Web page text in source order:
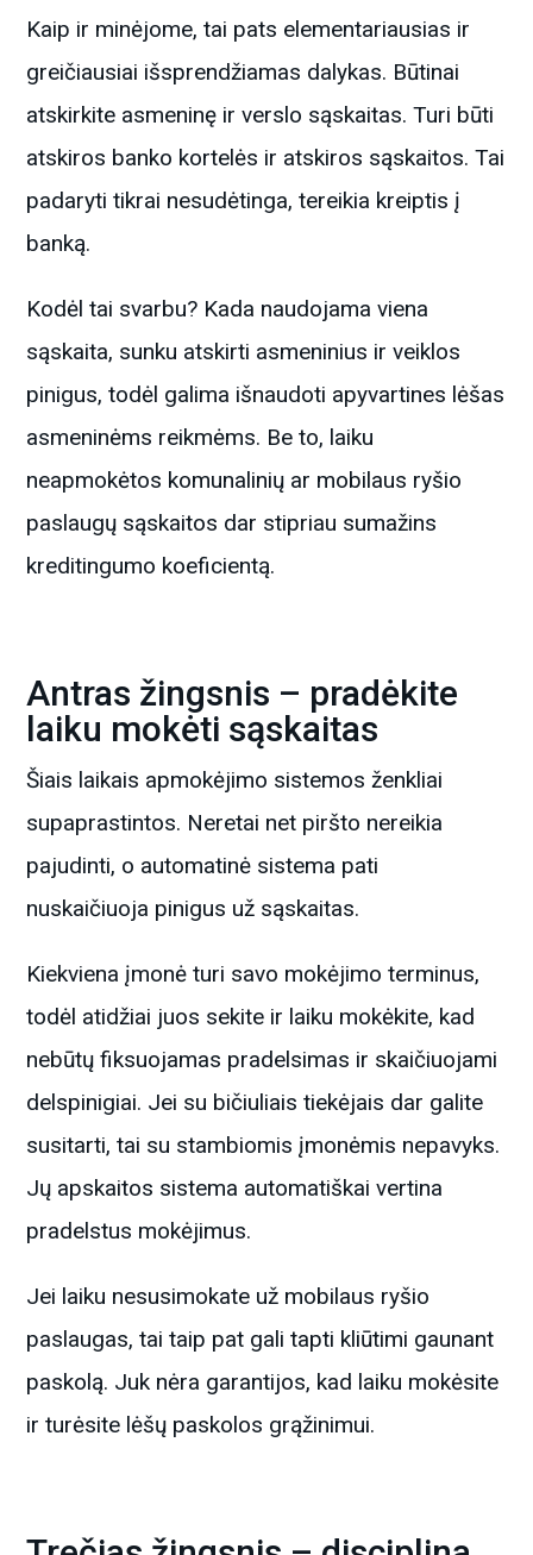
Kaip ir minėjome, tai pats elementariausias ir
greičiausiai išsprendžiamas dalykas. Būtinai
atskirkite asmeninę ir verslo sąskaitas. Turi būti
atskiros banko kortelės ir atskiros sąskaitos. Tai
padaryti tikrai nesudėtinga, tereikia kreiptis į
banką.
Kodėl tai svarbu? Kada naudojama viena
sąskaita, sunku atskirti asmeninius ir veiklos
pinigus, todėl galima išnaudoti apyvartines lėšas
asmeninėms reikmėms. Be to, laiku
neapmokėtos komunalinių ar mobilaus ryšio
paslaugų sąskaitos dar stipriau sumažins
kreditingumo koeficientą.
Antras žingsnis – pradėkite
laiku mokėti sąskaitas
Šiais laikais apmokėjimo sistemos ženkliai
supaprastintos. Neretai net piršto nereikia
pajudinti, o automatinė sistema pati
nuskaičiuoja pinigus už sąskaitas.
Kiekviena įmonė turi savo mokėjimo terminus,
todėl atidžiai juos sekite ir laiku mokėkite, kad
nebūtų fiksuojamas pradelsimas ir skaičiuojami
delspinigiai. Jei su bičiuliais tiekėjais dar galite
susitarti, tai su stambiomis įmonėmis nepavyks.
Jų apskaitos sistema automatiškai vertina
pradelstus mokėjimus.
Jei laiku nesusimokate už mobilaus ryšio
paslaugas, tai taip pat gali tapti kliūtimi gaunant
paskolą. Juk nėra garantijos, kad laiku mokėsite
ir turėsite lėšų paskolos grąžinimui.